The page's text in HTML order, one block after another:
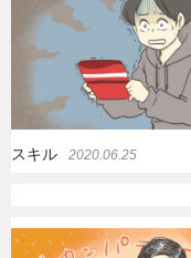
スキル 2020.06.25